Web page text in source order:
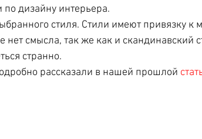
по дизайну интерьера.
стиля. Стили имеют привязку к
смысла, так же как и скандинавский
странно.
рассказали в нашей прошлой